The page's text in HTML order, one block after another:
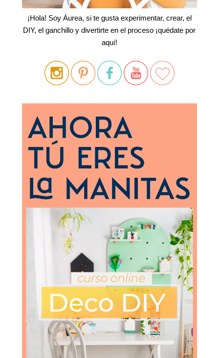
¡Hola! Soy Áurea, si te gusta experimentar, crear, el
DIY, el ganchillo y divertirte en el proceso ¡quédate por
aquí!